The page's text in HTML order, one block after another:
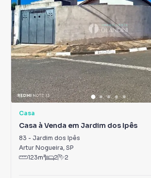
Casa
Casa à Venda em Jardim dos Ipês
83 - Jardim dos Ipês
Artur Nogueira, SP
123m² 2 2